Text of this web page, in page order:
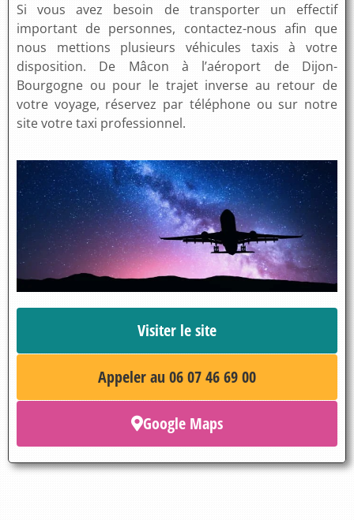
Si vous avez besoin de transporter un effectif
important de personnes, contactez-nous afin que
nous mettions plusieurs véhicules taxis à votre
disposition. De Mâcon à l’aéroport de Dijon-
Bourgogne ou pour le trajet inverse au retour de
votre voyage, réservez par téléphone ou sur notre
site votre taxi professionnel.
Visiter le site
Appeler au 06 07 46 69 00
Google Maps